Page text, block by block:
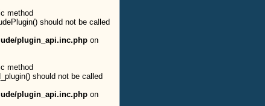
method
should not be called
plugin_api.inc.php on
method
should not be called
plugin_api.inc.php on